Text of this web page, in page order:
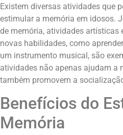
Existem diversas atividades que
estimular a memória em idosos.
de memória, atividades artísticas
novas habilidades, como
um instrumento musical, são
atividades não apenas ajudam a
também promovem a
Benefícios do
Memória